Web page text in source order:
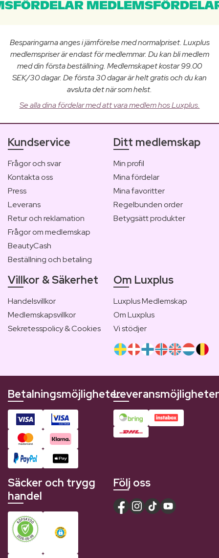
Besparingarna anges i jämförelse med normalpriset. Luxplus
medlemspriser är endast för medlemmar. Du kan bli medlem
med din första beställning. Medlemskapet kostar 99.00
SEK/30 dagar. De första 30 dagar är helt gratis och du kan
avsluta det när som helst.
Se alla dina fördelar med att vara medlem hos Luxplus.
Kundservice
Frågor och svar
Kontakta oss
Press
Leverans
Retur och reklamation
Frågor om medlemskap
BeautyCash
Beställning och betaling
Ditt medlemskap
Min profil
Mina fördelar
Mina favoritter
Regelbunden order
Betygsätt produkter
Villkor & Säkerhet
Handelsvillkor
Medlemskapsvillkor
Sekretesspolicy & Cookies
Om Luxplus
Luxplus Medlemskap
Om Luxplus
Vi stödjer
BetalningsmöjligheterLeveransmöjligheter
Säcker och trygg
handel
Följ oss